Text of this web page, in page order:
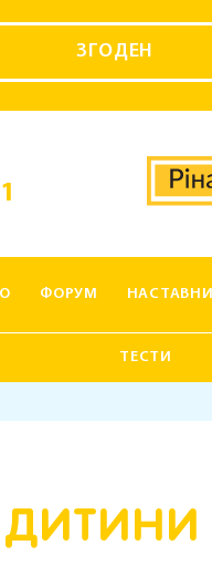
ЗГОДЕН
ФОРУМ
ТЕСТИ
ДИТИНИ